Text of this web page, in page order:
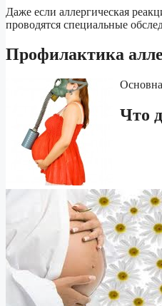
Даже если аллергическая
проводятся специальные
Профилактика
Что